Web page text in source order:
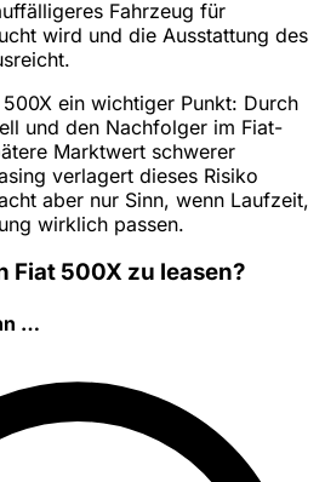
Fahrzeug für
wird und die Ausstattung des
ein wichtiger Punkt: Durch
und den Nachfolger im Fiat-
Marktwert schwerer
verlagert dieses Risiko
aber nur Sinn, wenn Laufzeit,
wirklich passen.
Fiat 500X zu leasen?
…